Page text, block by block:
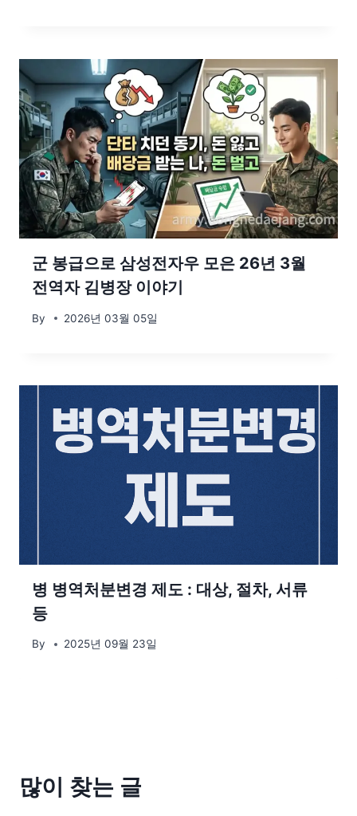
군 봉급으로 삼성전자우 모은 26년 3월
전역자 김병장 이야기
By 2026년 03월 05일
병 병역처분변경 제도 : 대상, 절차, 서류
등
By 2025년 09월 23일
많이 찾는 글